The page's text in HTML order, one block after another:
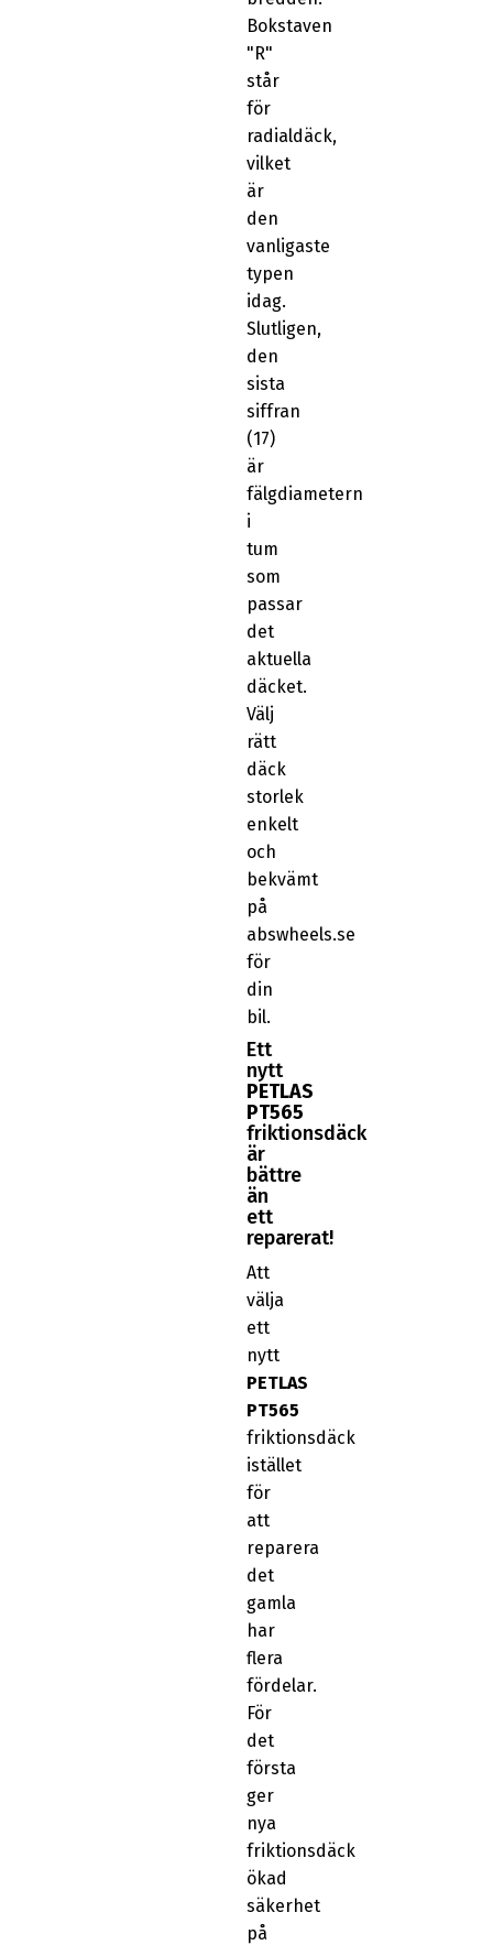
Bokstaven
"R"
står
för
radialdäck,
vilket
är
den
vanligaste
typen
idag.
Slutligen,
den
sista
siffran
(17)
är
fälgdiametern
i
tum
som
passar
det
aktuella
däcket.
Välj
rätt
däck
storlek
enkelt
och
bekvämt
på
abswheels.se
för
din
bil.
Ett
nytt
PETLAS
PT565
friktionsdäck
är
bättre
än
ett
reparerat!
Att
välja
ett
nytt
PETLAS
PT565
friktionsdäck
istället
för
att
reparera
det
gamla
har
flera
fördelar.
För
det
första
ger
nya
friktionsdäck
ökad
säkerhet
på